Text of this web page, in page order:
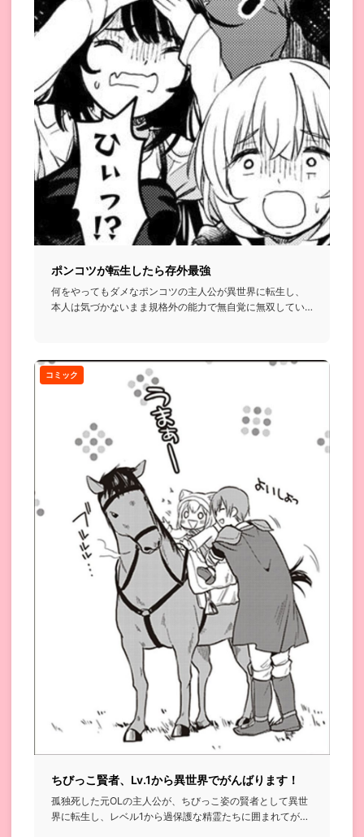
ポンコツが転生したら存外最強
何をやってもダメなポンコツの主人公が異世界に転生し、
本人は気づかないまま規格外の能力で無自覚に無双してい
コミック
ちびっこ賢者、Lv.1から異世界でがんばります！
孤独死した元OLの主人公が、ちびっこ姿の賢者として異世
界に転生し、レベル1から過保護な精霊たちに囲まれてがん